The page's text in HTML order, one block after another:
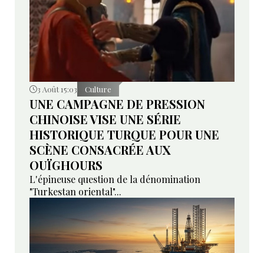
3 Août 15:03 Culture
UNE CAMPAGNE DE PRESSION
CHINOISE VISE UNE SÉRIE
HISTORIQUE TURQUE POUR UNE
SCÈNE CONSACRÉE AUX
OUÏGHOURS
L'épineuse question de la dénomination
"Turkestan oriental"...